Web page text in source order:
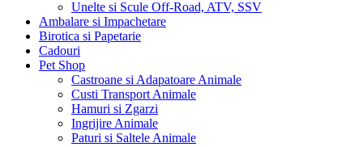
Unelte si Scule Off-Road, ATV, SSV
Ambalare si Impachetare
Birotica si Papetarie
Cadouri
Pet Shop
Castroane si Adapatoare Animale
Custi Transport Animale
Hamuri si Zgarzi
Ingrijire Animale
Paturi si Saltele Animale